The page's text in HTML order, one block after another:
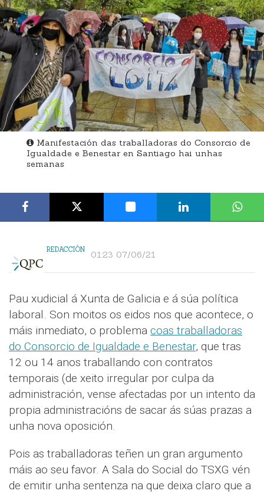
Manifestación das traballadoras do Consorcio de
Igualdade e Benestar en Santiago hai unhas
semanas
REDACCIÓN 01:23 07/06/21
Pau xudicial á Xunta de Galicia e á súa política
laboral. Son moitos os eidos nos que acontece, o
máis inmediato, o problema coas traballadoras
do Consorcio de Igualdade e Benestar, que tras
12 ou 14 anos traballando con contratos
temporais (de xeito irregular por culpa da
administración, vense afectadas por un intento da
propia administracións de sacar ás súas prazas a
unha nova oposición.
Pois as traballadoras teñen un gran argumento
máis ao seu favor. A Sala do Social do TSXG vén
de emitir unha sentenza na que deixa claro que a